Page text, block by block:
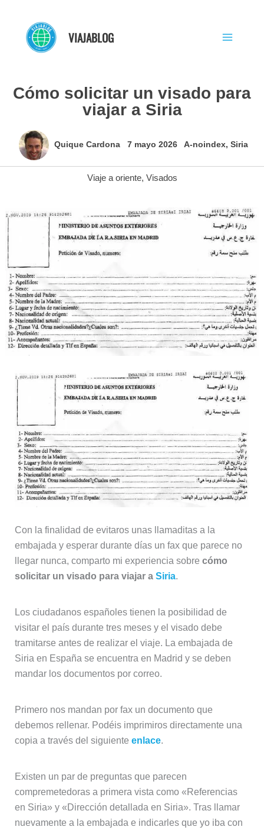
contenido
VIAJABLOG
Cómo solicitar un visado para
viajar a Siria
Quique Cardona 7 mayo 2026 A-noindex, Siria
Viaje a oriente, Visados
Con la finalidad de evitaros unas llamaditas a la
embajada y esperar durante días un fax que parece no
llegar nunca, comparto mi experiencia sobre cómo
solicitar un visado para viajar a Siria.
Los ciudadanos españoles tienen la posibilidad de
visitar el país durante tres meses y el visado debe
tramitarse antes de realizar el viaje. La embajada de
Siria en España se encuentra en Madrid y se deben
mandar los documentos por correo.
Primero nos mandan por fax un documento que
debemos rellenar. Podéis imprimiros directamente una
copia a través del siguiente enlace.
Existen un par de preguntas que parecen
compremetedoras a primera vista como «Referencias
en Siria» y «Dirección detallada en Siria». Tras llamar
nuevamente a la embajada e indicarles que yo iba con